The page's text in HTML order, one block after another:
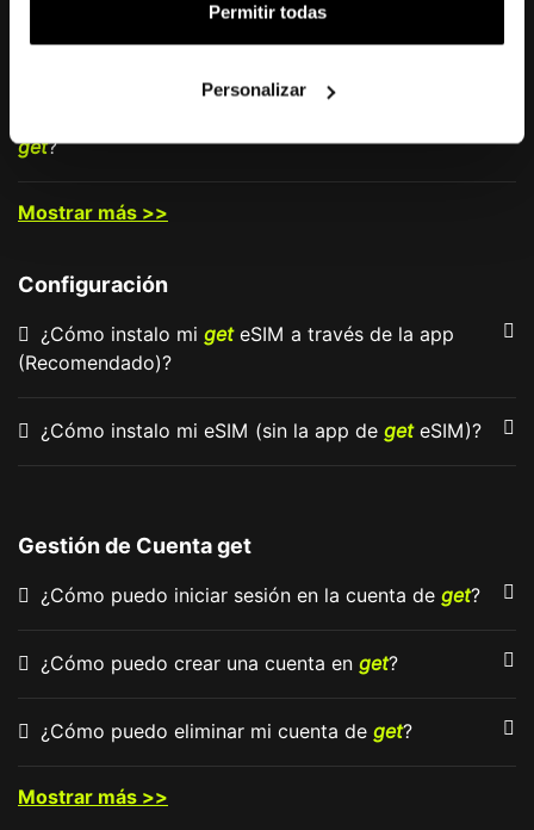
Permitir todas
Personalizar
¿Qué comisiones se incluyen al comprar una
eSIM?
get?
Mostrar más >>
Configuración
¿Cómo instalo migeteSIM a través de la app
(Recomendado)?
¿Cómo instalo mi eSIM (sin la app degeteSIM)?
Gestión de Cuenta get
¿Cómo puedo iniciar sesión en la cuenta deget?
¿Cómo puedo crear una cuenta enget?
¿Cómo puedo eliminar mi cuenta deget?
Mostrar más >>